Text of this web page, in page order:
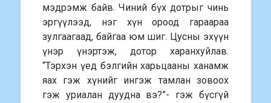
мэдрэмж байв. Чиний бүх дотрыг чинь
эргүүлээд, нэг хүн ороод гараараа
зулгаагаад, байгаа юм шиг. Цусны эхүүн
үнэр үнэртэж, дотор харанхуйлав.
“Тэрхэн үед бэлгийн харьцааны ханамж
яах гэж хүнийг ингэж тамлан зовоох
гэж уриалан дуудна вэ?”- гэж бүсгүй